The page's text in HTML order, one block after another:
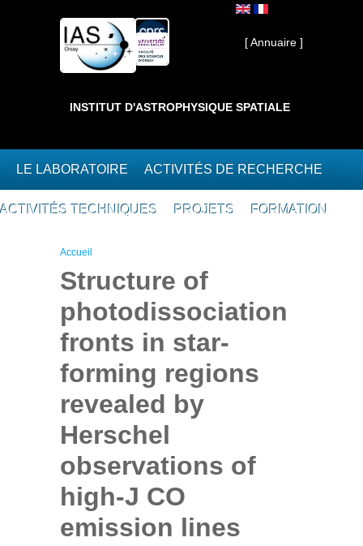
Interne ]
[ Annuaire ]
INSTITUT D'ASTROPHYSIQUE SPATIALE
LE LABORATOIRE ACTIVITÉS DE RECHERCHE
ACTIVITÉS TECHNIQUES PROJETS FORMATION
Vous êtes ici
Accueil
Structure of
photodissociation
fronts in star-
forming regions
revealed by
Herschel
observations of
high-J CO
emission lines